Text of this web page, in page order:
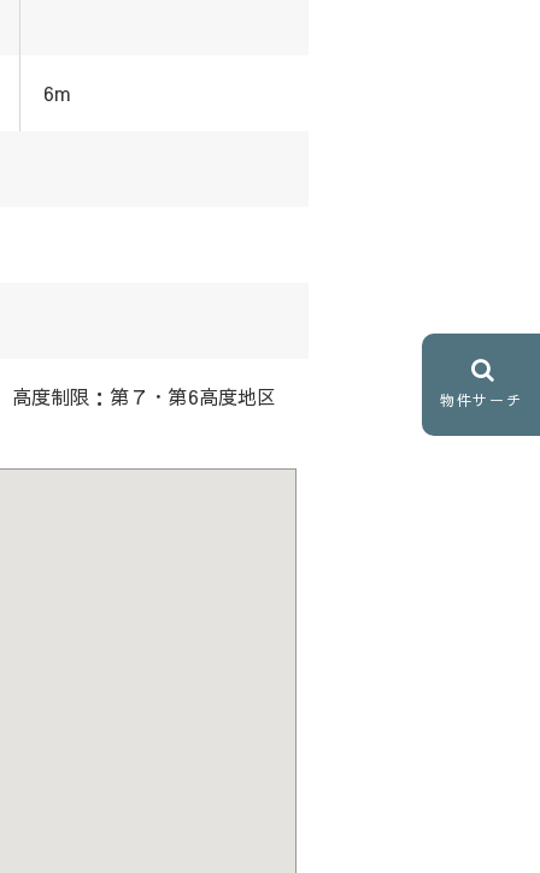
6m
度制限：第７・第6高度地区 物件サーチ